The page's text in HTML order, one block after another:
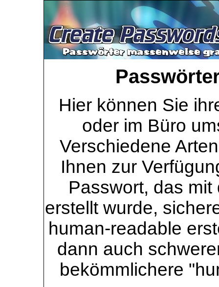
Hier können Sie
oder im Büro
Verschiedene
Ihnen zur
Passwort, das
erstellt wurde,
human-readable
dann auch
bekömmlichere